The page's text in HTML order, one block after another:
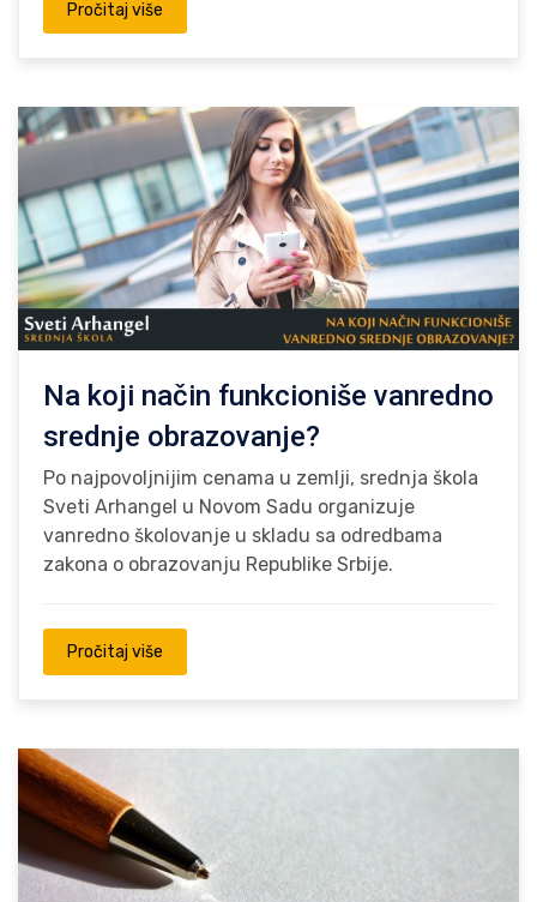
Pročitaj više
Na koji način funkcioniše vanredno
srednje obrazovanje?
Po najpovoljnijim cenama u zemlji, srednja škola
Sveti Arhangel u Novom Sadu organizuje
vanredno školovanje u skladu sa odredbama
zakona o obrazovanju Republike Srbije.
Pročitaj više